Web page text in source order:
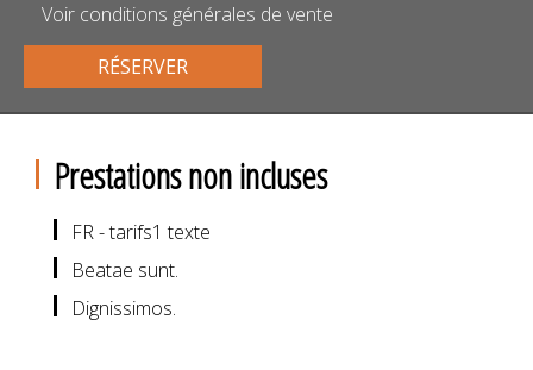
Voir conditions générales de vente
RÉSERVER
Prestations non incluses
FR - tarifs1 texte
Beatae sunt.
Dignissimos.